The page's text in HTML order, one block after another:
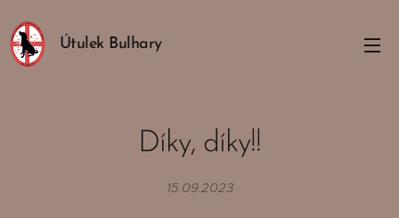
Útulek Bulhary
Díky, díky!!
15.09.2023